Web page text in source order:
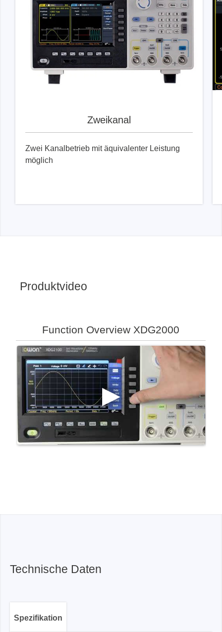
Zweikanal
Zwei Kanalbetrieb mit äquivalenter Leistung
möglich
Produktvideo
Function Overview XDG2000
Technische Daten
Spezifikation